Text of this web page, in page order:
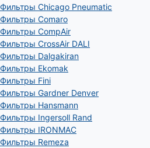
Фильтры Chicago Pneumatic
Фильтры Comaro
Фильтры CompAir
Фильтры CrossAir DALI
Фильтры Dalgakiran
Фильтры Ekomak
Фильтры Fini
Фильтры Gardner Denver
Фильтры Hansmann
Фильтры Ingersoll Rand
Фильтры IRONMAC
Фильтры Remeza